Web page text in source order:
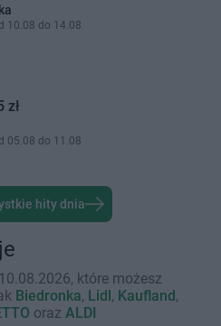
10.08 do 14.08
zł
05.08 do 11.08
hity dnia
które możesz
Biedronka, Lidl, Kaufland,
oraz ALDI